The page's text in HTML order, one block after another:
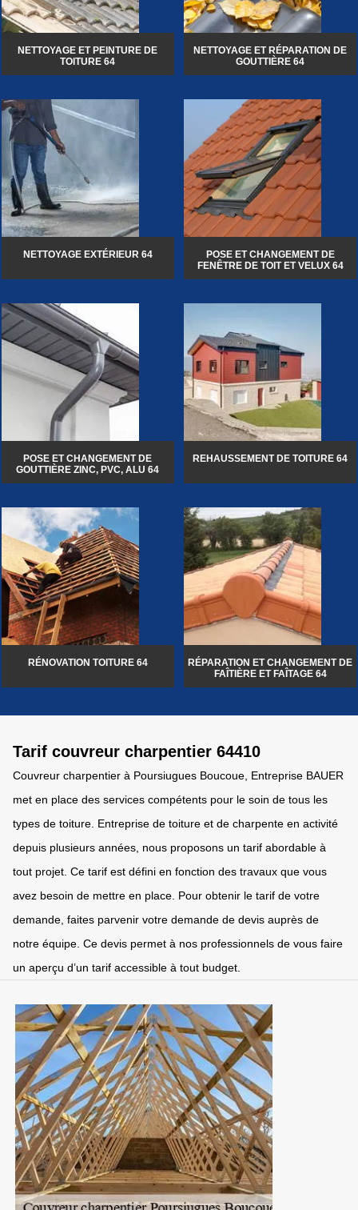
NETTOYAGE ET PEINTURE DE
TOITURE 64
NETTOYAGE ET RÉPARATION DE
GOUTTIÈRE 64
NETTOYAGE EXTÉRIEUR 64
POSE ET CHANGEMENT DE
FENÊTRE DE TOIT ET VELUX 64
POSE ET CHANGEMENT DE
GOUTTIÈRE ZINC, PVC, ALU 64
REHAUSSEMENT DE TOITURE 64
RÉNOVATION TOITURE 64
RÉPARATION ET CHANGEMENT DE
FAÎTIÈRE ET FAÎTAGE 64
Tarif couvreur charpentier 64410
Couvreur charpentier à Poursiugues Boucoue, Entreprise BAUER
met en place des services compétents pour le soin de tous les
types de toiture. Entreprise de toiture et de charpente en activité
depuis plusieurs années, nous proposons un tarif abordable à
tout projet. Ce tarif est défini en fonction des travaux que vous
avez besoin de mettre en place. Pour obtenir le tarif de votre
demande, faites parvenir votre demande de devis auprès de
notre équipe. Ce devis permet à nos professionnels de vous faire
un aperçu d’un tarif accessible à tout budget.